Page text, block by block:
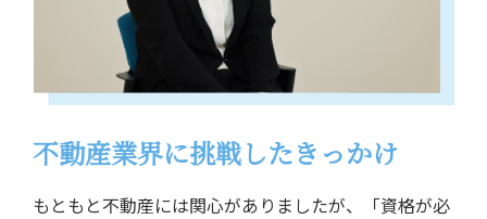
不動産業界に挑戦したきっかけ
もともと不動産には関心がありましたが、「資格が必